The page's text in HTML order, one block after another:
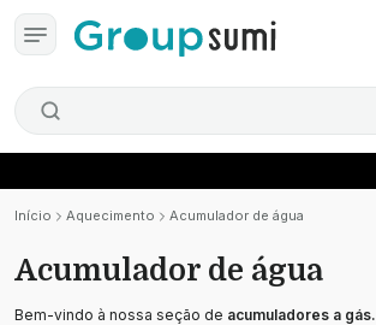
Início Aquecimento Acumulador de água
Acumulador de água
Bem-vindo à nossa seção de acumuladores a gás.